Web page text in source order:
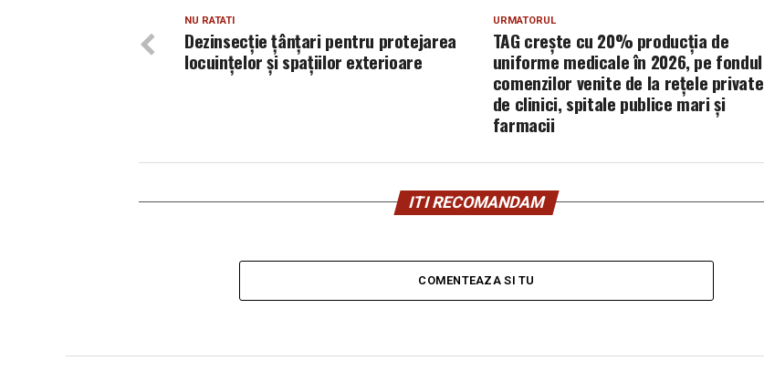
URMATORUL
TAG crește cu 20% producția de
uniforme medicale în 2026, pe fondul
comenzilor venite de la rețele private
de clinici, spitale publice mari și
farmacii
NU RATATI
Dezinsecție țânțari pentru protejarea
locuințelor și spațiilor exterioare
ITI RECOMANDAM
COMENTEAZA SI TU